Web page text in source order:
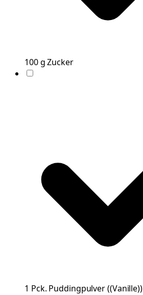
100g Zucker
1 Pck. Puddingpulver((Vanille))